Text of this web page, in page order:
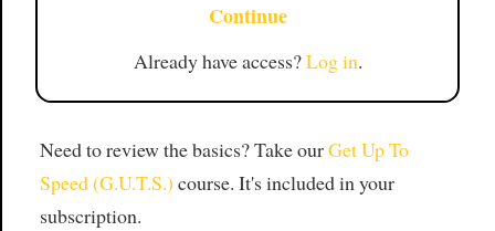
Continue
Already have access?Log in.
Need to review the basics? Take ourGet Up To
Speed (G.U.T.S.) course. It's included in your
subscription.